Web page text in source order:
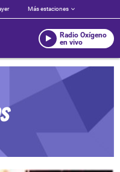
Más estaciones
Radio Oxígeno
en vivo